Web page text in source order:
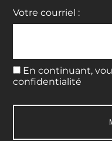
Votre courriel :
En continuant,
confidentialité